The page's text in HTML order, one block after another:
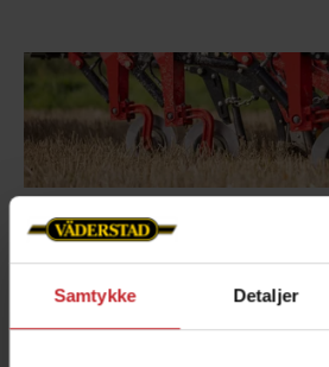
Samtykke Detaljer
Rulleskæret